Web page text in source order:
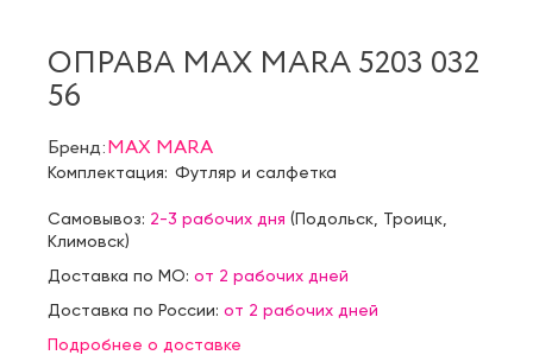
ОПРАВА MAX MARA 5203 032
56
Бренд:MAX MARA
Комплектация: Футляр и салфетка
Самовывоз: 2-3 рабочих дня (Подольск Троицк
Климовск)
Доставка по МО: от 2 рабочих дней
Доставка по России: от 2 рабочих дней
Подробнее о доставке